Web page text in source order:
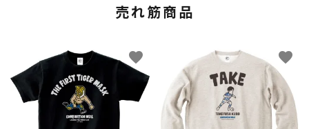
売れ筋商品
favorite favorite